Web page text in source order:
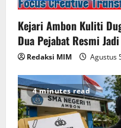
Kejari Ambon Kuliti
Dua Pejabat Resmi
Redaksi MIM Agustus
4 minutes read